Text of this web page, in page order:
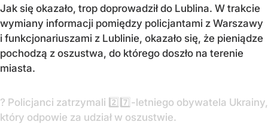
Jak się okazało, trop doprowadził do Lublina. W trakcie
wymiany informacji pomiędzy policjantami z Warszawy
i funkcjonariuszami z Lublinie, okazało się, że pieniądze
pochodzą z oszustwa, do którego doszło na terenie
miasta.
? Policjanci zatrzymali 2️⃣7️⃣-letniego obywatela Ukrainy,
który odpowie za udział w oszustwie.